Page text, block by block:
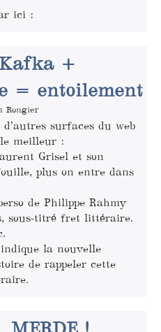
ici :
+
= entoilement
Rongier
surfaces du web
meilleur :
Grisel et son
plus on entre dans
de Philippe Rahmy
sous-titré fret littéraire.
la nouvelle
de rappeler cette